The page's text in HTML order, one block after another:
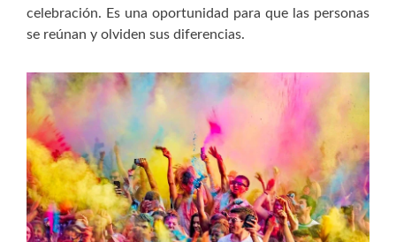
celebración. Es una oportunidad para que las personas
se reúnan y olviden sus diferencias.